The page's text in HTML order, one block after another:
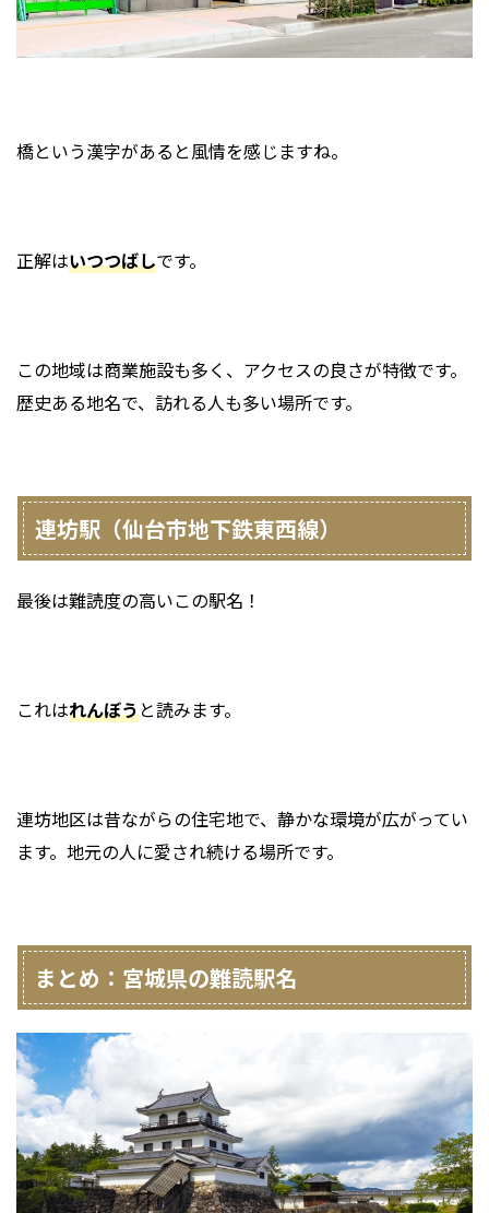
橋という漢字があると風情を感じますね。
正解はいつつばしです。
この地域は商業施設も多く、アクセスの良さが特徴です。
歴史ある地名で、訪れる人も多い場所です。
連坊駅（仙台市地下鉄東西線）
最後は難読度の高いこの駅名！
これはれんぼうと読みます。
連坊地区は昔ながらの住宅地で、静かな環境が広がってい
ます。地元の人に愛され続ける場所です。
まとめ：宮城県の難読駅名